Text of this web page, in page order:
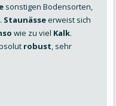
sonstigen Bodensorten,
Staunässeerweist sich
wie zu viel Kalk.
robust, sehr